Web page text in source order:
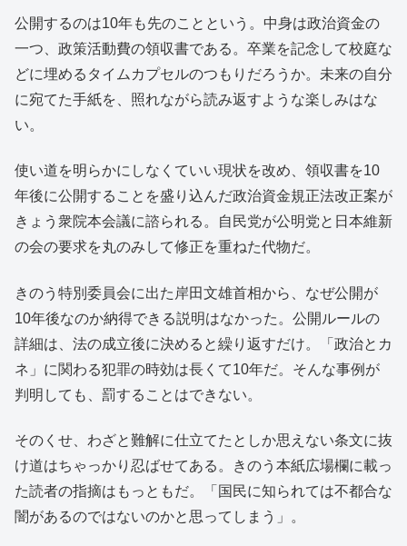
公開するのは10年も先のことという。中身は政治資金の
一つ、政策活動費の領収書である。卒業を記念して校庭な
どに埋めるタイムカプセルのつもりだろうか。未来の自分
に宛てた手紙を、照れながら読み返すような楽しみはな
い。
使い道を明らかにしなくていい現状を改め、領収書を10
年後に公開することを盛り込んだ政治資金規正法改正案が
きょう衆院本会議に諮られる。自民党が公明党と日本維新
の会の要求を丸のみして修正を重ねた代物だ。
きのう特別委員会に出た岸田文雄首相から、なぜ公開が
10年後なのか納得できる説明はなかった。公開ルールの
詳細は、法の成立後に決めると繰り返すだけ。「政治とカ
ネ」に関わる犯罪の時効は長くて10年だ。そんな事例が
判明しても、罰することはできない。
そのくせ、わざと難解に仕立てたとしか思えない条文に抜
け道はちゃっかり忍ばせてある。きのう本紙広場欄に載っ
た読者の指摘はもっともだ。「国民に知られては不都合な
闇があるのではないのかと思ってしまう」。